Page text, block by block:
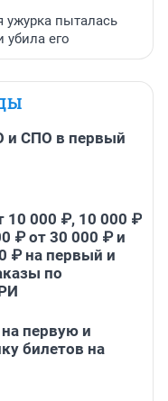
ужурка пыталась
убила его
и СПО в первый
10 000 ₽, 10 000 ₽
₽ от 30 000 ₽ и
₽ на первый и
по
первую и
билетов на